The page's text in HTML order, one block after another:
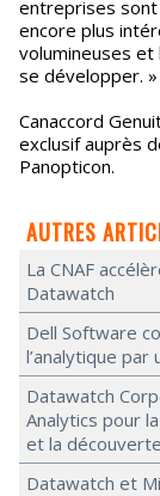
entreprises
encore plus
volumineuses
se développer. »
Canaccord
exclusif auprès
Panopticon.
AUTRES
La CNAF
Datawatch
Dell Software
l’analytique
Datawatch
Analytics pour
et la
Datawatch et